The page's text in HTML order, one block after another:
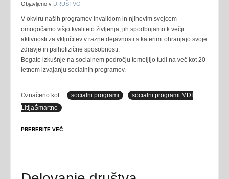
Objavljeno v DRUŠTVO
V okviru naših programov invalidom in njihovim svojcem
omogočamo višjo kvaliteto življenja, jih spodbujamo k večji
aktivnosti za vključitev v razne dejavnosti s katerimi ohranjajo svoje
zdravje in psihofizične sposobnosti.
Bogate izkušnje na socialnem področju temeljijo tudi na več kot 20
letnem izvajanju socialnih programov.
Označeno kot socialni programi
socialni programi MDI
LitijaŠmartno
PREBERITE VEČ...